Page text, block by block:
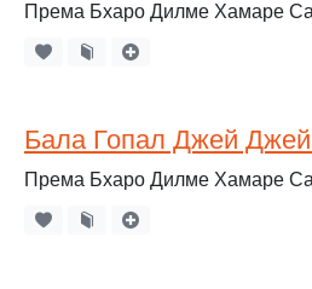
Према Бхаро Дилме Хамаре
Бала Гопал Джей
Према Бхаро Дилме Хамаре